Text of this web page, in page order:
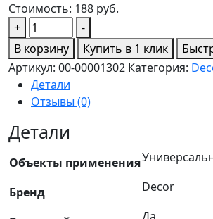
Стоимость: 188 руб.
+
Количество
товара
Валик
DECOR
ширина
ролика
240
мм,
d
мм,
-
В корзину
Купить в 1 клик
Артикул: 00-00001302 Категория:
Детали
Отзывы (0)
Детали
Объекты применения
Бренд Decor